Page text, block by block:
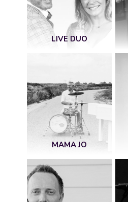
LIVE DUO
MAMA JO